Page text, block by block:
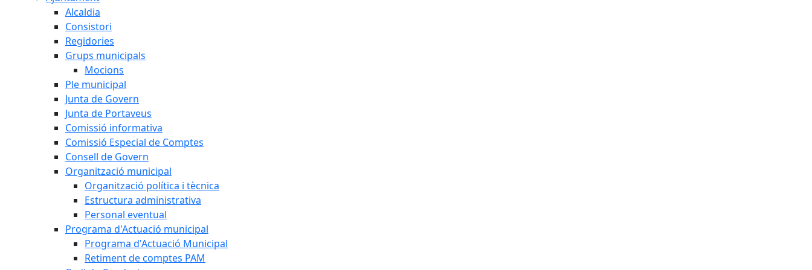
Alcaldia
Consistori
Regidories
Grups municipals
Mocions
Ple municipal
Junta de Govern
Junta de Portaveus
Comissió informativa
Comissió Especial de Comptes
Consell de Govern
Organització municipal
Organització política i tècnica
Estructura administrativa
Personal eventual
Programa d'Actuació municipal
Programa d'Actuació Municipal
Retiment de comptes PAM